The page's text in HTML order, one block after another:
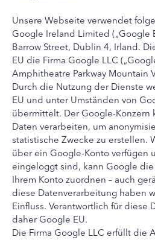
Unsere Webseite verwendet
Google Ireland Limited („Google
Barrow Street, Dublin 4, Irland.
EU die Firma Google LLC
Amphitheatre Parkway Mountain
Durch die Nutzung der Dienste
EU und unter Umständen von
übermittelt. Der Google-
Daten verarbeiten, um
statistische Zwecke zu erstellen.
über ein Google-Konto verfügen
eingeloggt sind, kann Google
Ihrem Konto zuordnen – auch
diese Datenverarbeitung haben
Einfluss. Verantwortlich für diese
daher Google EU.
Die Firma Google LLC erfüllt die